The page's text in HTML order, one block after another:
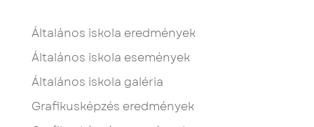
Általános iskola eredmények
Általános iskola események
Általános iskola galéria
Grafikusképzés eredmények